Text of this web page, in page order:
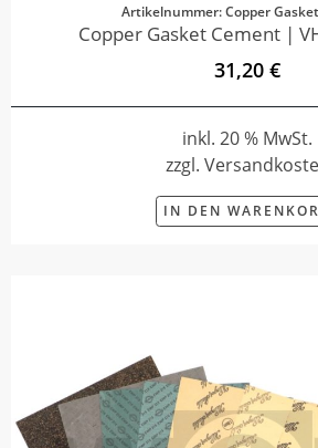
Artikelnummer: Copper
Copper Gasket Cement |
31,20 €
inkl. 20 % MwSt.
zzgl.
IN DEN